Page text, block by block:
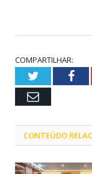
COMPARTILHAR:
Twitter
Email
CONTEÚDO